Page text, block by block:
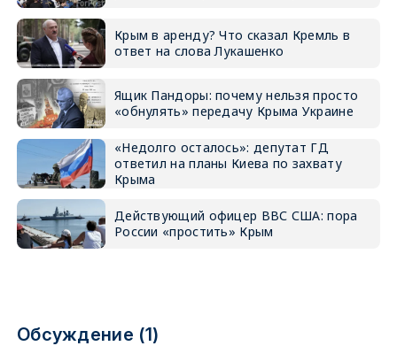
Крым в аренду? Что сказал Кремль в
ответ на слова Лукашенко
Ящик Пандоры: почему нельзя просто
«обнулять» передачу Крыма Украине
«Недолго осталось»: депутат ГД
ответил на планы Киева по захвату
Крыма
Действующий офицер ВВС США: пора
России «простить» Крым
Обсуждение (1)